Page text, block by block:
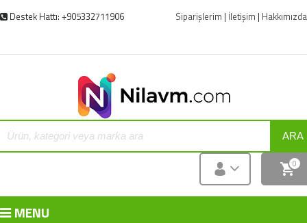
Destek Hattı: +905332711906 Siparişlerim | İletişim | Hakkımızda
ARA
0
MENU